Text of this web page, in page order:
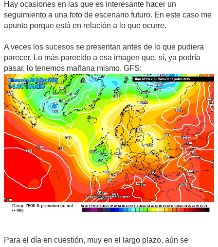
Hay ocasiones en las que es interesante hacer un
seguimiento a una foto de escenario futuro. En este caso me
apunto porque está en relación a lo que ocurre.
A veces los sucesos se presentan antes de lo que pudiera
parecer. Lo más parecido a esa imagen que, sí, ya podría
pasar, lo tenemos mañana mismo. GFS:
Para el día en cuestión, muy en el largo plazo, aún se